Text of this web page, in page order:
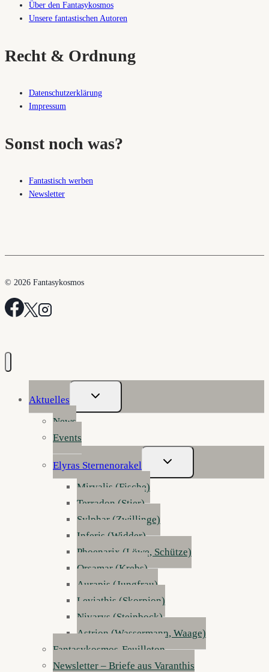
Kaiserreich
mitreinkarniert.
Über den Fantasykosmos
Unsere fantastischen Autoren
Recht & Ordnung
Datenschutzerklärung
Impressum
Sonst noch was?
Fantastisch werben
Newsletter
© 2026 Fantasykosmos
Aktuelles
Untermenü
Umschalten
News
Events
Elyras Sternenorakel
Untermenü
Umschalten
Mirvalis (Fische)
Terradon (Stier)
Sylphar (Zwillinge)
Inferis (Widder)
Phoenarix (Löwe, Schütze)
Orsamar (Krebs)
Aurapis (Jungfrau)
Leviathis (Skorpion)
Nivarys (Steinbock)
Astrion (Wassermann, Waage)
Fantasykosmos-Feuilleton
Newsletter – Briefe aus Varanthis